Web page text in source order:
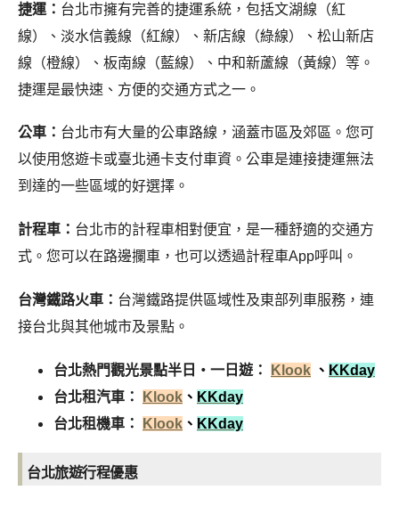
捷運： 台北市擁有完善的捷運系統，包括文湖線（紅
線）、淡水信義線（紅線）、新店線（綠線）、松山新店
線（橙線）、板南線（藍線）、中和新蘆線（黃線）等。
捷運是最快速、方便的交通方式之一。
公車： 台北市有大量的公車路線，涵蓋市區及郊區。您可
以使用悠遊卡或臺北通卡支付車資。公車是連接捷運無法
到達的一些區域的好選擇。
計程車： 台北市的計程車相對便宜，是一種舒適的交通方
式。您可以在路邊攔車，也可以透過計程車App呼叫。
台灣鐵路火車： 台灣鐵路提供區域性及東部列車服務，連
接台北與其他城市及景點。
台北熱門觀光景點半日・一日遊： Klook 、 KKday
台北租汽車：
Klook 、 KKday
台北租機車：
Klook 、 KKday
台北旅遊行程優惠